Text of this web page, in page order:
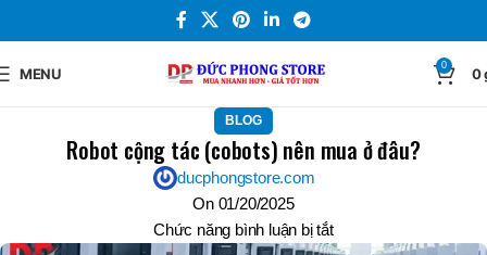
MENU 0 0
BLOG
Robot cộng tác (cobots) nên mua ở đâu?
ducphongstore.com
On 01/20/2025
Chức năng bình luận bị tắt